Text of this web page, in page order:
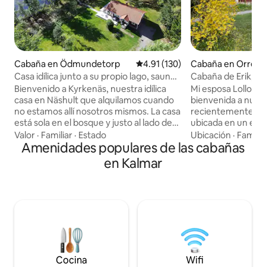
Cabaña en Ödmundetorp Calificación promedio: 4.91 de
4.91 (130)
Casa idílica junto a su propio lago, sauna,
barco, pesca, esquí
Bienvenido a Kyrkenäs, nuestra idílica
casa en Näshult que alquilamos cuando
no estamos allí nosotros mismos. La casa
está sola en el bosque y justo al lado de
su propio lago forestal con un
embarcadero, sauna y barco. Playa de
arena popular a solo 1 km. A 10 km de la
ciudad de Åseda con tiendas y
alpino: a 20 km NUEVO 2024: nueva
terraza enorme NUEVO 2025: cargador
de vehículos eléctricos para tu automóvil
Valor · Familiar · Estado
Cabaña en
Cabaña de Erik,
Mi esposa Lollo y
bienvenida a
recientemente
ubicada en un
y hermoso de
puedes relajarte
tranquila. Tendrás acceso a nuestro
de Nybro y a 8
la cabaña de
nadar.
Ubicación ·
Amenidades populares de las cabañas
en Kalmar
Cocina Wifi